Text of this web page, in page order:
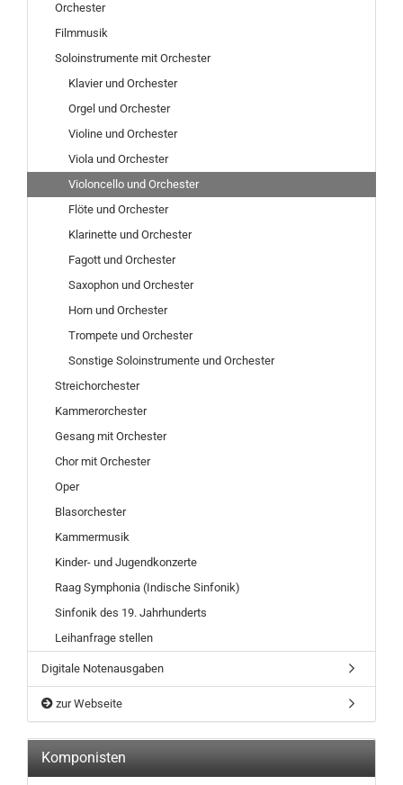
Orchester
Filmmusik
Soloinstrumente mit Orchester
Klavier und Orchester
Orgel und Orchester
Violine und Orchester
Viola und Orchester
Violoncello und Orchester
Flöte und Orchester
Klarinette und Orchester
Fagott und Orchester
Saxophon und Orchester
Horn und Orchester
Trompete und Orchester
Sonstige Soloinstrumente und Orchester
Streichorchester
Kammerorchester
Gesang mit Orchester
Chor mit Orchester
Oper
Blasorchester
Kammermusik
Kinder- und Jugendkonzerte
Raag Symphonia (Indische Sinfonik)
Sinfonik des 19. Jahrhunderts
Leihanfrage stellen
Digitale Notenausgaben
zur Webseite
Komponisten